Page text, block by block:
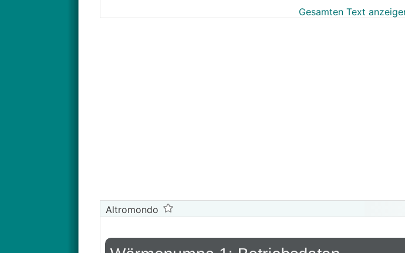
Gesamten Text
Altromondo